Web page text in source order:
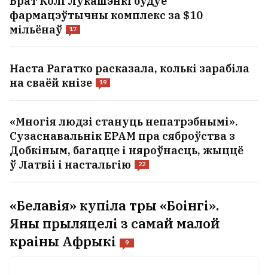
Брат Колі Лукашэнкі будуе
фармацэўтычны комплекс за $10
мільёнаў
17
Наста Рагатко расказала, колькі зарабіла
на сваёй кнізе
19
«Многія людзі стануць непатрэбнымі».
Сузаснавальнік EPAM пра сяброўства з
Добкіным, багацце і няроўнасць, жыццё
ў Латвіі і настальгію
22
«Белавія» купіла тры «Боінгі».
Яны прыляцелі з самай малой
краіны Афрыкі
9